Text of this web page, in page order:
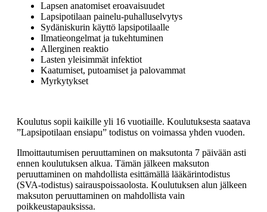
Lapsen anatomiset eroavaisuudet
Lapsipotilaan painelu-puhalluselvytys
Sydäniskurin käyttö lapsipotilaalle
Ilmatieongelmat ja tukehtuminen
Allerginen reaktio
Lasten yleisimmät infektiot
Kaatumiset, putoamiset ja palovammat
Myrkytykset
Koulutus sopii kaikille yli 16 vuotiaille. Koulutuksesta saatava
”Lapsipotilaan ensiapu” todistus on voimassa yhden vuoden.
Ilmoittautumisen peruuttaminen on maksutonta 7 päivään asti
ennen koulutuksen alkua. Tämän jälkeen maksuton
peruuttaminen on mahdollista esittämällä lääkärintodistus
(SVA-todistus) sairauspoissaolosta. Koulutuksen alun jälkeen
maksuton peruuttaminen on mahdollista vain
poikkeustapauksissa.